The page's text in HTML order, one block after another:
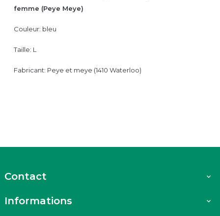
femme (Peye Meye)
Couleur: bleu
Taille: L
Fabricant: Peye et meye (1410 Waterloo)
Contact 
Informations 